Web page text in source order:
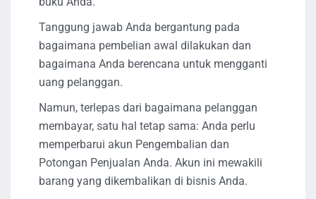
Tanggung jawab Anda bergantung pada
bagaimana pembelian awal dilakukan dan
bagaimana Anda berencana untuk mengganti
uang pelanggan.
Namun, terlepas dari bagaimana pelanggan
membayar, satu hal tetap sama: Anda perlu
memperbarui akun Pengembalian dan
Potongan Penjualan Anda. Akun ini mewakili
barang yang dikembalikan di bisnis Anda.